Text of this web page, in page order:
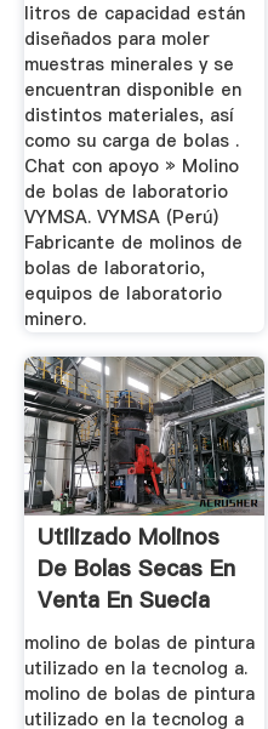
litros de capacidad están
diseñados para moler
muestras minerales y se
encuentran disponible en
distintos materiales, así
como su carga de bolas .
Chat con apoyo » Molino
de bolas de laboratorio
VYMSA. VYMSA (Perú)
Fabricante de molinos de
bolas de laboratorio,
equipos de laboratorio
minero.
Utilizado Molinos
De Bolas Secas En
Venta En Suecia
molino de bolas de pintura
utilizado en la tecnolog a.
molino de bolas de pintura
utilizado en la tecnolog a